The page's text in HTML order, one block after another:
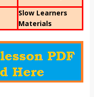
Slow Learners
Materials